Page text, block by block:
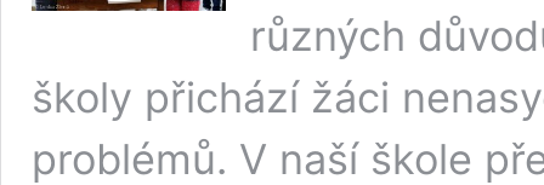
různých
školy přichází žáci
problémů. V naší škole